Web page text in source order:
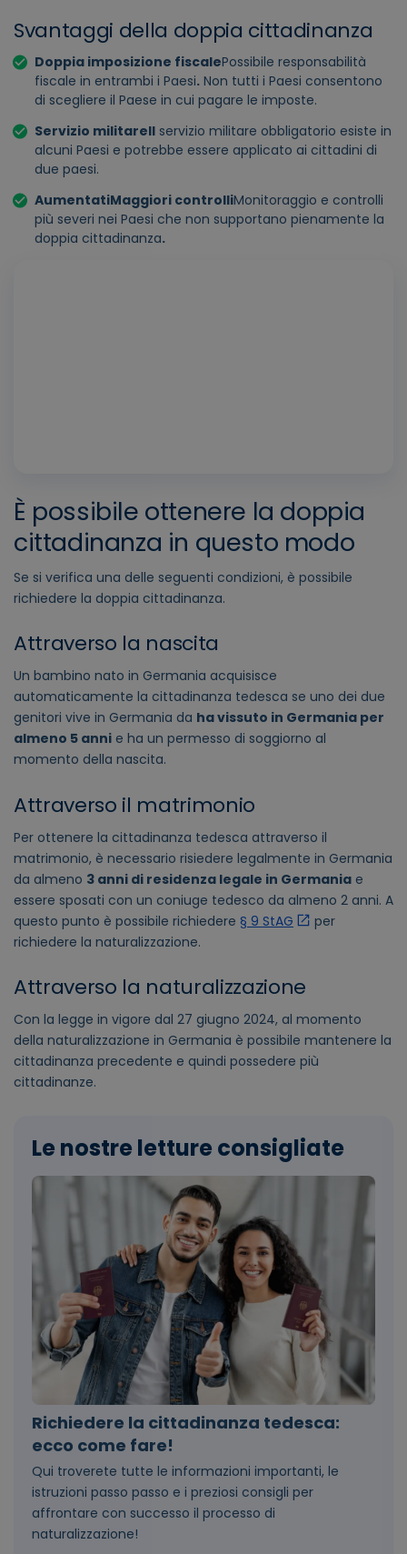
Svantaggi della doppia cittadinanza
Doppia imposizione fiscalePossibile responsabilità
fiscale in entrambi i Paesi. Non tutti i Paesi consentono
di scegliere il Paese in cui pagare le imposte.
Servizio militareIl servizio militare obbligatorio esiste in
alcuni Paesi e potrebbe essere applicato ai cittadini di
due paesi.
AumentatiMaggiori controlliMonitoraggio e controlli
più severi nei Paesi che non supportano pienamente la
doppia cittadinanza.
È possibile ottenere la doppia
cittadinanza in questo modo
Se si verifica una delle seguenti condizioni, è possibile
richiedere la doppia cittadinanza.
Attraverso la nascita
Un bambino nato in Germania acquisisce
automaticamente la cittadinanza tedesca se uno dei due
genitori vive in Germania da ha vissuto in Germania per
almeno 5 anni e ha un permesso di soggiorno al
momento della nascita.
Attraverso il matrimonio
Per ottenere la cittadinanza tedesca attraverso il
matrimonio, è necessario risiedere legalmente in Germania
da almeno 3 anni di residenza legale in Germania e
essere sposati con un coniuge tedesco da almeno 2 anni. A
questo punto è possibile richiedere § 9 StAG
per
richiedere la naturalizzazione.
Attraverso la naturalizzazione
Con la legge in vigore dal 27 giugno 2024, al momento
della naturalizzazione in Germania è possibile mantenere la
cittadinanza precedente e quindi possedere più
cittadinanze.
Le nostre letture consigliate
Richiedere la cittadinanza tedesca:
ecco come fare!
Qui troverete tutte le informazioni importanti, le
istruzioni passo passo e i preziosi consigli per
affrontare con successo il processo di
naturalizzazione!